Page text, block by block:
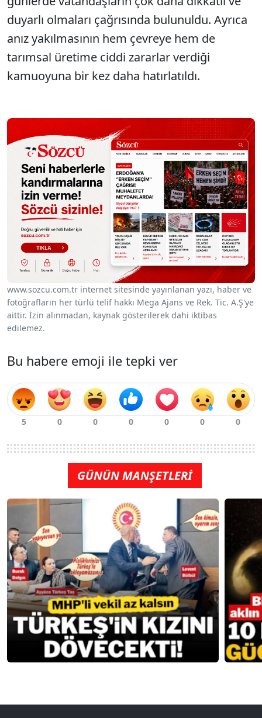
duyarlı olmaları çağrısında bulunuldu. Ayrıca
anız yakılmasının hem çevreye hem de
tarımsal üretime ciddi zararlar verdiği
kamuoyuna bir kez daha hatırlatıldı.
www.sozcu.com.tr internet sitesinde yayınlanan yazı, haber ve
fotoğrafların her türlü telif hakkı Mega Ajans ve Rek. Tic. A.Ş'ye
aittir. İzin alınmadan, kaynak gösterilerek dahi iktibas
edilemez.
Bu habere emoji ile tepki ver
GÜNÜN MANŞETLERİ